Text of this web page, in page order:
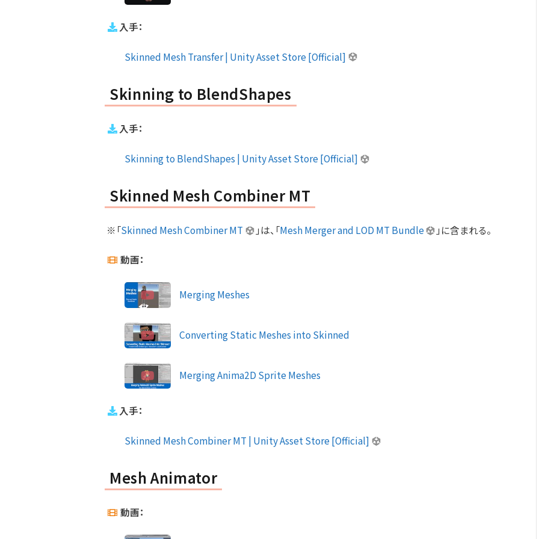
入手：
Skinned Mesh Transfer | Unity Asset Store [Official]
Skinning to BlendShapes
入手：
Skinning to BlendShapes | Unity Asset Store [Official]
Skinned Mesh Combiner MT
※「Skinned Mesh Combiner MT 」は、「Mesh Merger and LOD MT Bundle 」に含まれる。
動画：
Merging Meshes
Converting Static Meshes into Skinned
Merging Anima2D Sprite Meshes
入手：
Skinned Mesh Combiner MT | Unity Asset Store [Official]
Mesh Animator
動画：